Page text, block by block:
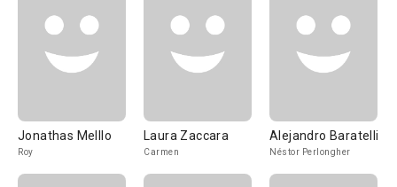
Jonathas Melllo
Roy
Laura Zaccara
Carmen
Alejandro Baratelli
Néstor Perlongher